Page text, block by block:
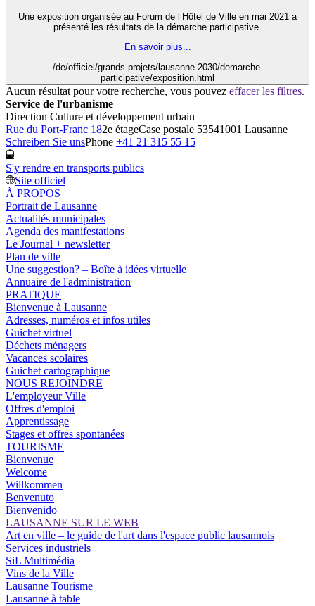
Une exposition organisée au Forum de l’Hôtel de Ville en mai 2021 a
présenté les résultats de la démarche participative.
En savoir plus...
/de/officiel/grands-projets/lausanne-2030/demarche-
participative/exposition.html
Aucun résultat pour votre recherche, vous pouvez effacer les filtres.
Service de l'urbanisme
Direction Culture et développement urbain
Rue du Port-Franc 182e étageCase postale 53541001 Lausanne
Schreiben Sie unsPhone +41 21 315 55 15
S'y rendre en transports publics
Site officiel
À PROPOS
Portrait de Lausanne
Actualités municipales
Agenda des manifestations
Le Journal + newsletter
Plan de ville
Une suggestion? – Boîte à idées virtuelle
Annuaire de l'administration
PRATIQUE
Bienvenue à Lausanne
Adresses, numéros et infos utiles
Guichet virtuel
Déchets ménagers
Vacances scolaires
Guichet cartographique
NOUS REJOINDRE
L'employeur Ville
Offres d'emploi
Apprentissage
Stages et offres spontanées
TOURISME
Bienvenue
Welcome
Willkommen
Benvenuto
Bienvenido
LAUSANNE SUR LE WEB
Art en ville – le guide de l'art dans l'espace public lausannois
Services industriels
SiL Multimédia
Vins de la Ville
Lausanne Tourisme
Lausanne à table